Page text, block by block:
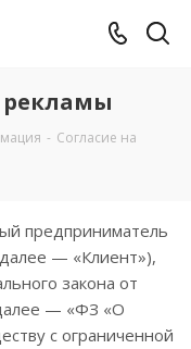
рекламы
- Согласие на
предприниматель
— «Клиент»),
закона от
— «ФЗ «О
с ограниченной